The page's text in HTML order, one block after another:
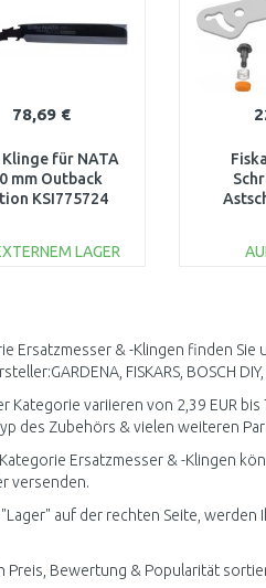
78,69 €
Klinge für NATA
mm Outback
KSI775724
LAGER
Vergleichen
Ersatzmesser & -Klingen finden
FISKARS, BOSCH DIY,
Kategorie variieren von 2,39 EUR
des Zubehörs & vielen weiteren
Ersatzmesser & -Klingen
versenden.
auf der rechten Seite,
Preis, Bewertung & Popularität